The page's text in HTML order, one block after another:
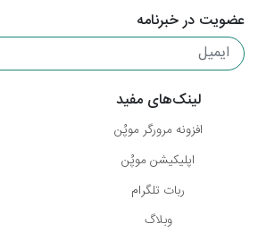
عضویت در خبرنامه
لینک‌های مفید
افزونه مرورگر موپُن
اپلیکیشن موپُن
ربات تلگرام
وبلاگ